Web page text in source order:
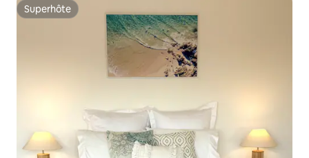
Superhôte
Superhôte